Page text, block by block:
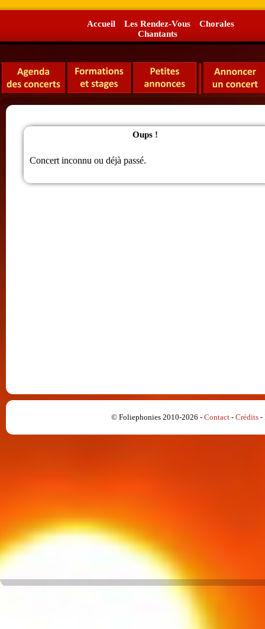
Accueil
Les Rendez-Vous
Chantants
Chorales
Oups !
Concert inconnu ou déjà passé.
© Foliephonies 2010-2026 - Contact- Crédits-